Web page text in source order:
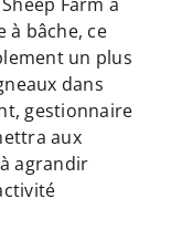
à bâche, ce
un plus
dans
gestionnaire
aux
agrandir